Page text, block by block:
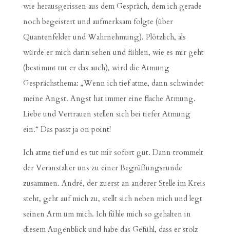
wie herausgerissen aus dem Gespräch, dem ich gerade
noch begeistert und aufmerksam folgte (über
Quantenfelder und Wahrnehmung). Plötzlich, als
würde er mich darin sehen und fühlen, wie es mir geht
(bestimmt tut er das auch), wird die Atmung
Gesprächsthema: „Wenn ich tief atme, dann schwindet
meine Angst. Angst hat immer eine flache Atmung.
Liebe und Vertrauen stellen sich bei tiefer Atmung
ein.“ Das passt ja on point!
Ich atme tief und es tut mir sofort gut. Dann trommelt
der Veranstalter uns zu einer Begrüßungsrunde
zusammen. André, der zuerst an anderer Stelle im Kreis
steht, geht auf mich zu, stellt sich neben mich und legt
seinen Arm um mich. Ich fühle mich so gehalten in
diesem Augenblick und habe das Gefühl, dass er stolz